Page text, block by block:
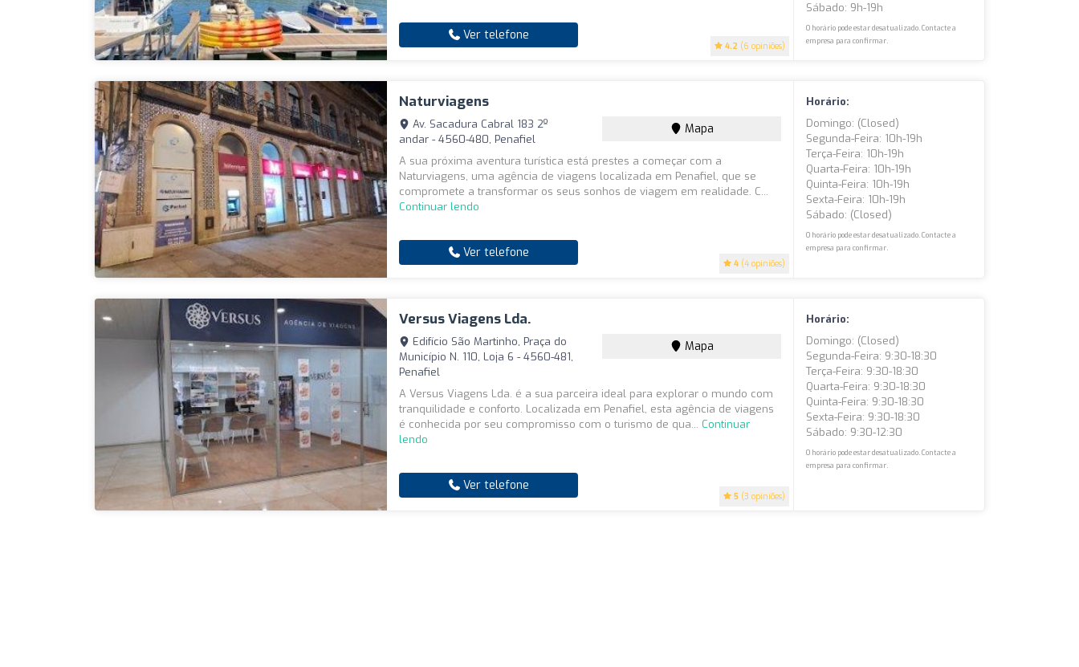
4.2 (6 opiniões)
Ver telefone
Sábado: 9h-19h
O horário pode estar desatualizado. Contacte a
empresa para confirmar.
Naturviagens
4 (4 opiniões)
Av. Sacadura Cabral 183 2º
andar - 4560-480, Penafiel
Mapa
A sua próxima aventura turística está prestes a começar com a
Naturviagens, uma agência de viagens localizada em Penafiel, que se
compromete a transformar os seus sonhos de viagem em realidade. C...
Continuar lendo
Ver telefone
Horário:
Domingo: (closed)
Segunda-Feira: 10h-19h
Terça-Feira: 10h-19h
Quarta-Feira: 10h-19h
Quinta-Feira: 10h-19h
Sexta-Feira: 10h-19h
Sábado: (closed)
O horário pode estar desatualizado. Contacte a
empresa para confirmar.
Versus Viagens Lda.
5 (3 opiniões)
Edifício São Martinho, Praça do
Município N. 110, Loja 6 - 4560-481,
Penafiel
Mapa
A Versus Viagens Lda. é a sua parceira ideal para explorar o mundo com
tranquilidade e conforto. Localizada em Penafiel, esta agência de viagens
é conhecida por seu compromisso com o turismo de qua... Continuar
lendo
Ver telefone
Horário:
Domingo: (closed)
Segunda-Feira: 9:30-18:30
Terça-Feira: 9:30-18:30
Quarta-Feira: 9:30-18:30
Quinta-Feira: 9:30-18:30
Sexta-Feira: 9:30-18:30
Sábado: 9:30-12:30
O horário pode estar desatualizado. Contacte a
empresa para confirmar.